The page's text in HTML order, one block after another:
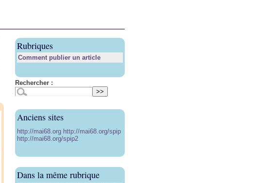
Rubriques
Comment publier un article
Rechercher :
Anciens sites
http://mai68.org http://mai68.org/spip
http://mai68.org/spip2
Dans la même rubrique